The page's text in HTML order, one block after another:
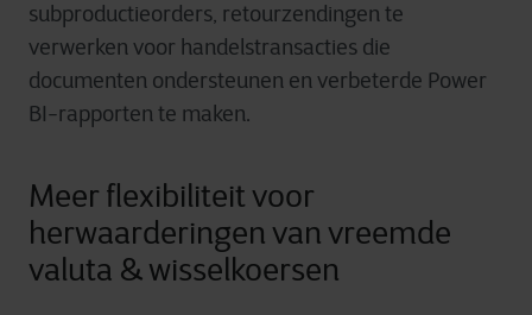
subproductieorders, retourzendingen te
verwerken voor handelstransacties die
documenten ondersteunen en verbeterde Power
BI-rapporten te maken.
Meer flexibiliteit voor
herwaarderingen van vreemde
valuta & wisselkoersen